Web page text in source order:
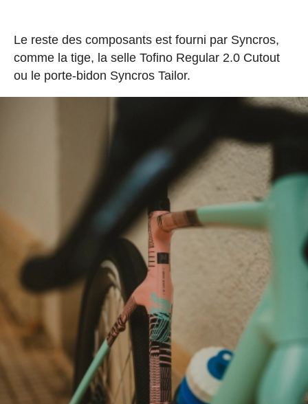
Le reste des composants est fourni par Syncros,
comme la tige, la selle Tofino Regular 2.0 Cutout
ou le porte-bidon Syncros Tailor.